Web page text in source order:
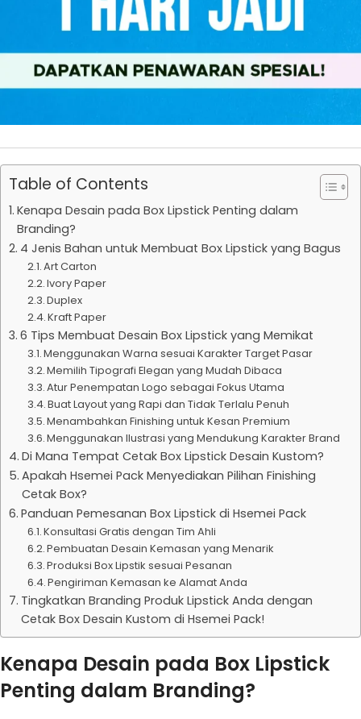
Table of Contents
Kenapa Desain pada Box Lipstick Penting dalam
Branding?
4 Jenis Bahan untuk Membuat Box Lipstick yang Bagus
Art Carton
Ivory Paper
Duplex
Kraft Paper
6 Tips Membuat Desain Box Lipstick yang Memikat
Menggunakan Warna sesuai Karakter Target Pasar
Memilih Tipografi Elegan yang Mudah Dibaca
Atur Penempatan Logo sebagai Fokus Utama
Buat Layout yang Rapi dan Tidak Terlalu Penuh
Menambahkan Finishing untuk Kesan Premium
Menggunakan Ilustrasi yang Mendukung Karakter Brand
Di Mana Tempat Cetak Box Lipstick Desain Kustom?
Apakah Hsemei Pack Menyediakan Pilihan Finishing
Cetak Box?
Panduan Pemesanan Box Lipstick di Hsemei Pack
Konsultasi Gratis dengan Tim Ahli
Pembuatan Desain Kemasan yang Menarik
Produksi Box Lipstik sesuai Pesanan
Pengiriman Kemasan ke Alamat Anda
Tingkatkan Branding Produk Lipstick Anda dengan
Cetak Box Desain Kustom di Hsemei Pack!
Kenapa Desain pada Box Lipstick
Penting dalam Branding?